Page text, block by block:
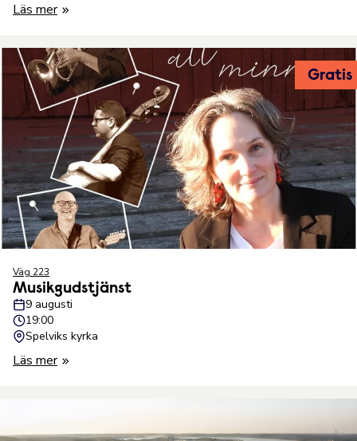
Läs mer
Gratis
Väg 223
Musikgudstjänst
9 augusti
19:00
Spelviks kyrka
Läs mer